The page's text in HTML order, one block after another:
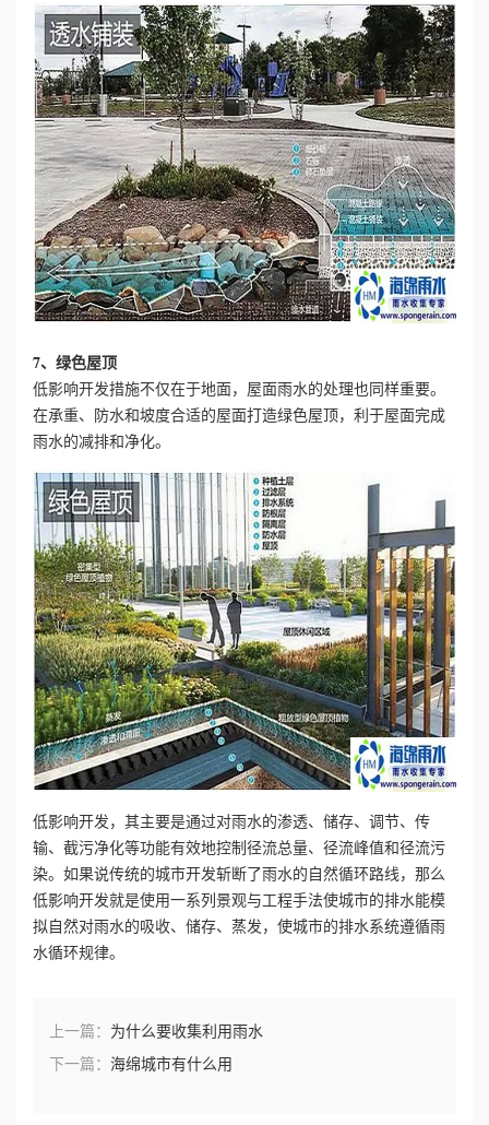
7、绿色屋顶
低影响开发措施不仅在于地面，屋面雨水的处理也同样重要。
在承重、防水和坡度合适的屋面打造绿色屋顶，利于屋面完成
雨水的减排和净化。
低影响开发，其主要是通过对雨水的渗透、储存、调节、传
输、截污净化等功能有效地控制径流总量、径流峰值和径流污
染。如果说传统的城市开发斩断了雨水的自然循环路线，那么
低影响开发就是使用一系列景观与工程手法使城市的排水能模
拟自然对雨水的吸收、储存、蒸发，使城市的排水系统遵循雨
水循环规律。
上一篇： 为什么要收集利用雨水
下一篇： 海绵城市有什么用